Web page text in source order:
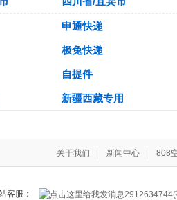
申通快递
极兔快递
自提件
新疆西藏专用
关于我们 新闻中心 808
客服：